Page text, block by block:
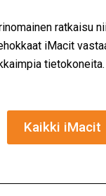
ratkaisu
iMacit
Kaikki iMacit